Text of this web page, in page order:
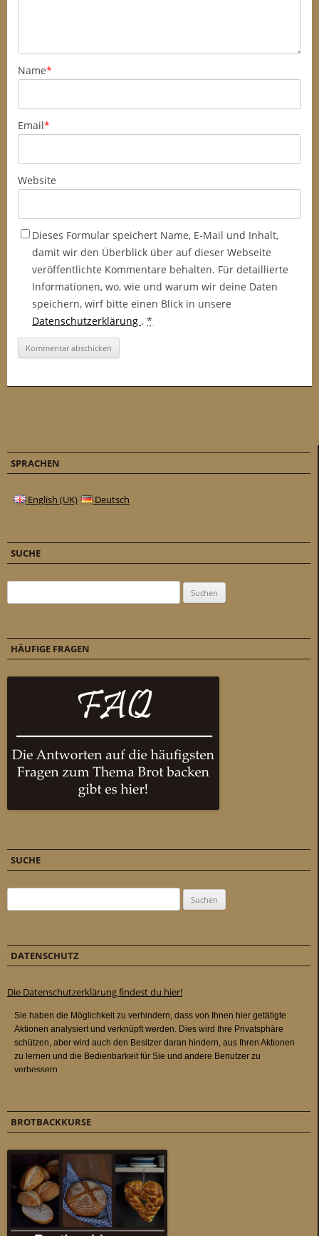
Name*
Email*
Website
Dieses Formular speichert Name, E-Mail und Inhalt,
damit wir den Überblick über auf dieser Webseite
veröffentlichte Kommentare behalten. Für detaillierte
Informationen, wo, wie und warum wir deine Daten
speichern, wirf bitte einen Blick in unsere
Datenschutzerklärung . *
SPRACHEN
English (UK) Deutsch
SUCHE
HÄUFIGE FRAGEN
SUCHE
DATENSCHUTZ
Die Datenschutzerklärung findest du hier!
BROTBACKKURSE